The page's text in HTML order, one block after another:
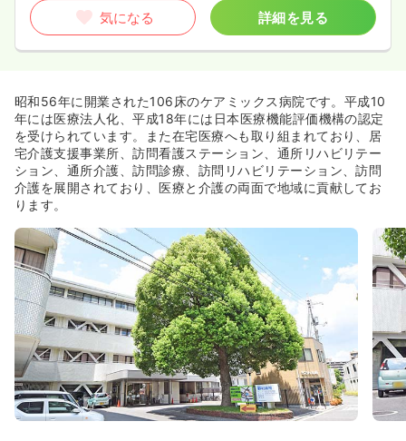
気になる 詳細を見る
昭和56年に開業された106床のケアミックス病院です。平成10
年には医療法人化、平成18年には日本医療機能評価機構の認定
を受けられています。また在宅医療へも取り組まれており、居
宅介護支援事業所、訪問看護ステーション、通所リハビリテー
ション、通所介護、訪問診療、訪問リハビリテーション、訪問
介護を展開されており、医療と介護の両面で地域に貢献してお
ります。